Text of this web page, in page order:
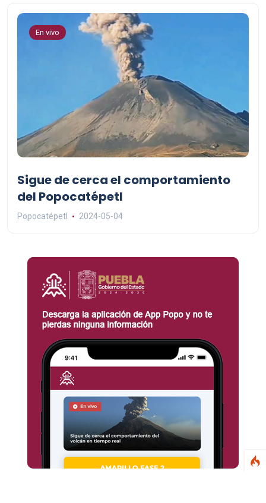
En vivo
Sigue de cerca el comportamiento
del Popocatépetl
Popocatépetl 2024-05-04